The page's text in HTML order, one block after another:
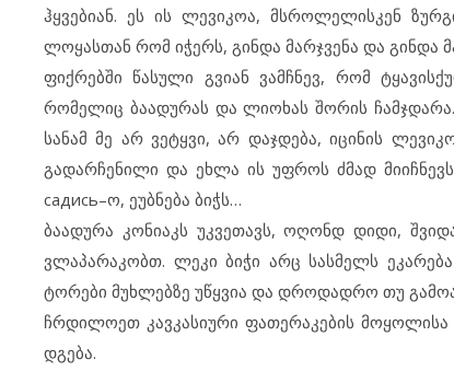
ჰყვებიან. ეს ის ლევიკოა, მსროლელისკენ
ლოყასთან რომ იჭერს, გინდა მარჯვენა და გინდა
ფიქრებში წასული გვიან ვამჩნევ, რომ
რომელიც ბაადურას და ლიოხას შორის ჩამჯდარა.
სანამ მე არ ვეტყვი, არ დაჯდება, იცინის
გადარჩენილი და ეხლა ის უფროს ძმად
садись–ო, ეუბნება ბიჭს…
ბაადურა კონიაკს უკვეთავს, ოღონდ დიდი,
ვლაპარაკობთ. ლეკი ბიჭი არც სასმელს
ტორები მუხლებზე უწყვია და დროდადრო თუ
ჩრდილოეთ კავკასიური ფათერაკების მოყოლისა
დგება.